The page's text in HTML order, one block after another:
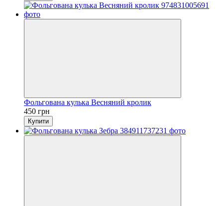
Фольгована кулька Весняний кролик
450 грн
Купити